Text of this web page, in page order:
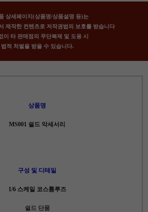
상세페이지(상품명/상품설명 등)는
제작한 컨텐츠로 저작권법의 보호를 받습니다
이 타 판매점의 무단복제 및 도용 시
법적 처벌을 받을 수 있습니다.
상품명
MS001 쉴드 악세서리
구성 및 디테일
1/6 스케일 코스튬루즈
쉴드 단품